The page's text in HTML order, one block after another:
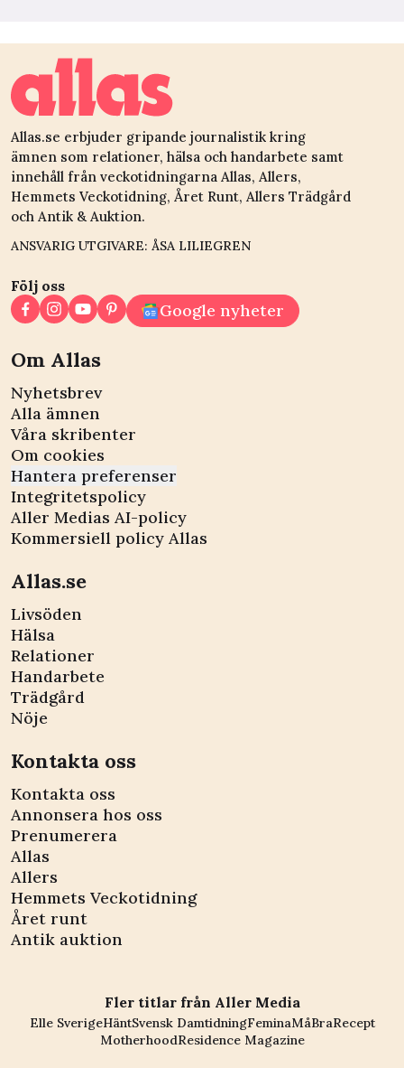
Allas.se erbjuder gripande journalistik kring
ämnen som relationer, hälsa och handarbete samt
innehåll från veckotidningarna Allas, Allers,
Hemmets Veckotidning, Året Runt, Allers Trädgård
och Antik & Auktion.
ANSVARIG UTGIVARE: ÅSA LILIEGREN
Följ oss
Google nyheter
Om Allas
Nyhetsbrev
Alla ämnen
Våra skribenter
Om cookies
Hantera preferenser
Integritetspolicy
Aller Medias AI-policy
Kommersiell policy Allas
Allas.se
Livsöden
Hälsa
Relationer
Handarbete
Trädgård
Nöje
Kontakta oss
Kontakta oss
Annonsera hos oss
Prenumerera
Allas
Allers
Hemmets Veckotidning
Året runt
Antik auktion
Fler titlar från Aller Media
Elle SverigeHäntSvensk DamtidningFeminaMåBraRecept
MotherhoodResidence Magazine